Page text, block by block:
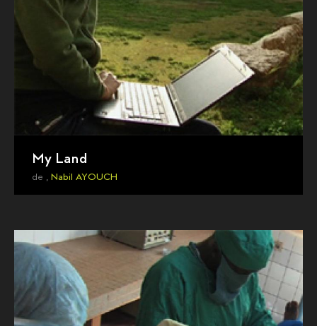
My Land
de , Nabil AYOUCH